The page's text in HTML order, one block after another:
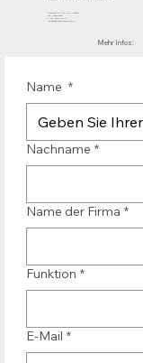
Mühlenhof 12 | 1911 DB Uitgeest
die Niederlande
T.:+31 (0)251 319 119
info@bandtransporteurope.nl
Mehr Infos:
Name *
Nachname *
Name der Firma *
Funktion *
E-Mail *